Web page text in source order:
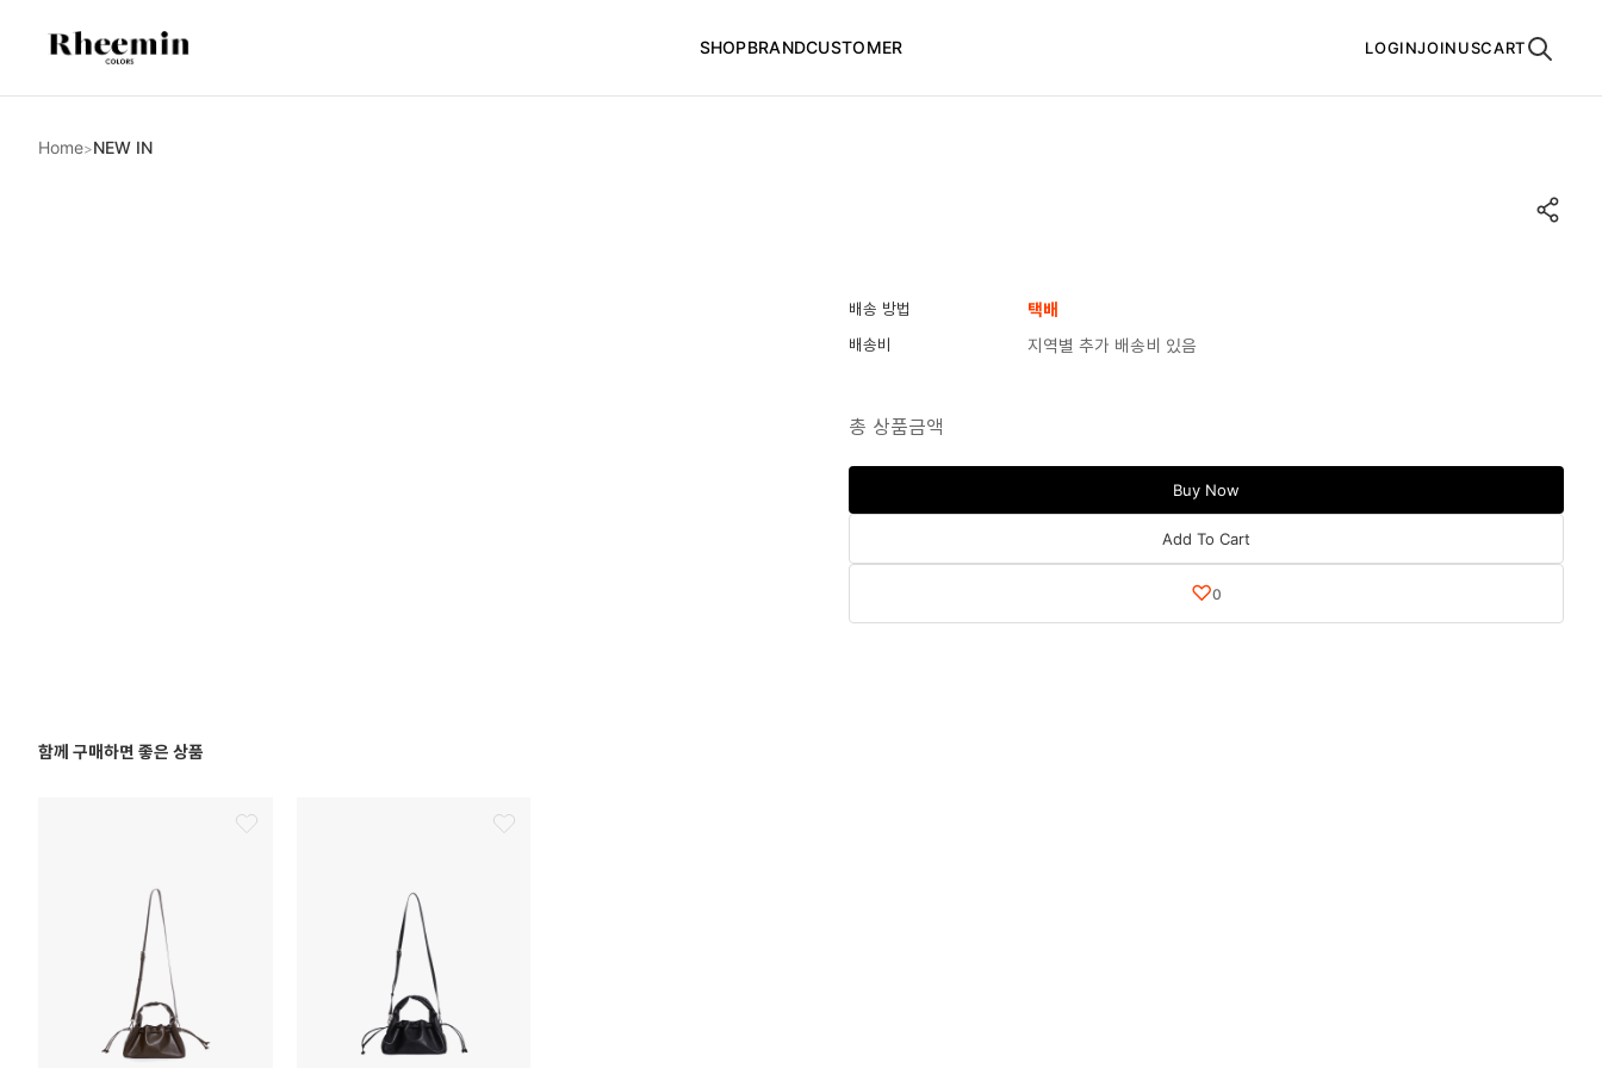
SHOPBRANDCUSTOMER LOGINJOINUSCART
Home NEW IN
배송 방법 택배
배송비 지역별 추가 배송비 있음
총 상품금액
Buy Now
Add To Cart
♡0
함께 구매하면 좋은 상품